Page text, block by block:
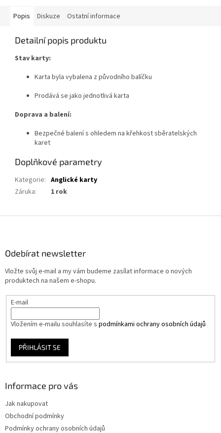
Popis Diskuze Ostatní informace
Detailní popis produktu
Stav karty:
Karta byla vybalena z původního balíčku
Prodává se jako jednotlivá karta
Doprava a balení:
Bezpečné balení s ohledem na křehkost sběratelských
karet
Doplňkové parametry
Kategorie: Anglické karty
Záruka: 1 rok
Odebírat newsletter
Vložte svůj e-mail a my vám budeme zasílat informace o nových
produktech na našem e-shopu.
E-mail
Vložením e-mailu souhlasíte s podmínkami ochrany osobních údajů
PŘIHLÁSIT SE
Informace pro vás
Jak nakupovat
Obchodní podmínky
Podmínky ochrany osobních údajů